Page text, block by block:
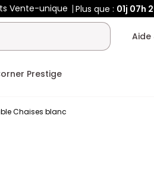
Vente-unique Plus que :01j 07h
Prestige
Chaises blanc